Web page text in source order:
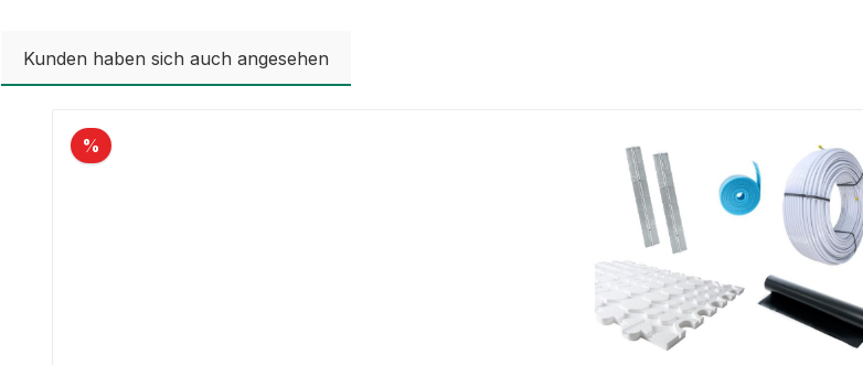
Kunden haben sich auch angesehen
%